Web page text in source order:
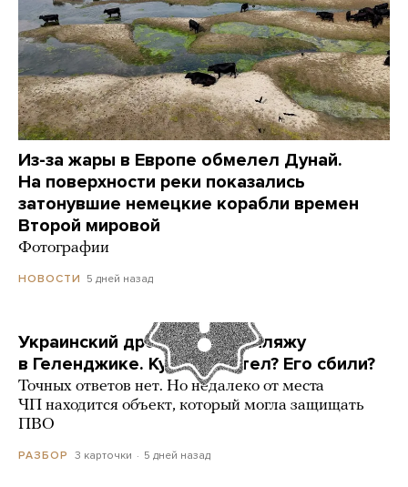
Из-за жары в Европе обмелел Дунай.
На поверхности реки показались
затонувшие немецкие корабли времен
Второй мировой
Фотографии
НОВОСТИ 5 дней назад
Украинский дрон попал по пляжу
в Геленджике. Куда он летел? Его сбили?
Точных ответов нет. Но недалеко от места
ЧП находится объект, который могла защищать
ПВО
РАЗБОР 3 карточки 5 дней назад